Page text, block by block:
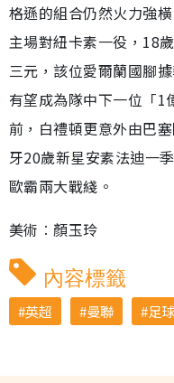
格遜的組合仍然火力強
主場對紐卡素一役，18
三元，該位愛爾蘭國腳
有望成為隊中下一位「1
前，白禮頓更意外由巴
牙20歲新星安素法迪一
歐霸兩大戰綫。
美術︰顏玉玲
內容標籤
英超 曼聯 足球